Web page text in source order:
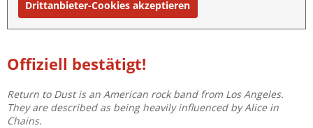
Drittanbieter-Cookies akzeptieren
Offiziell bestätigt!
Return to Dust is an American rock band from Los Angeles.
They are described as being heavily influenced by Alice in
Chains.